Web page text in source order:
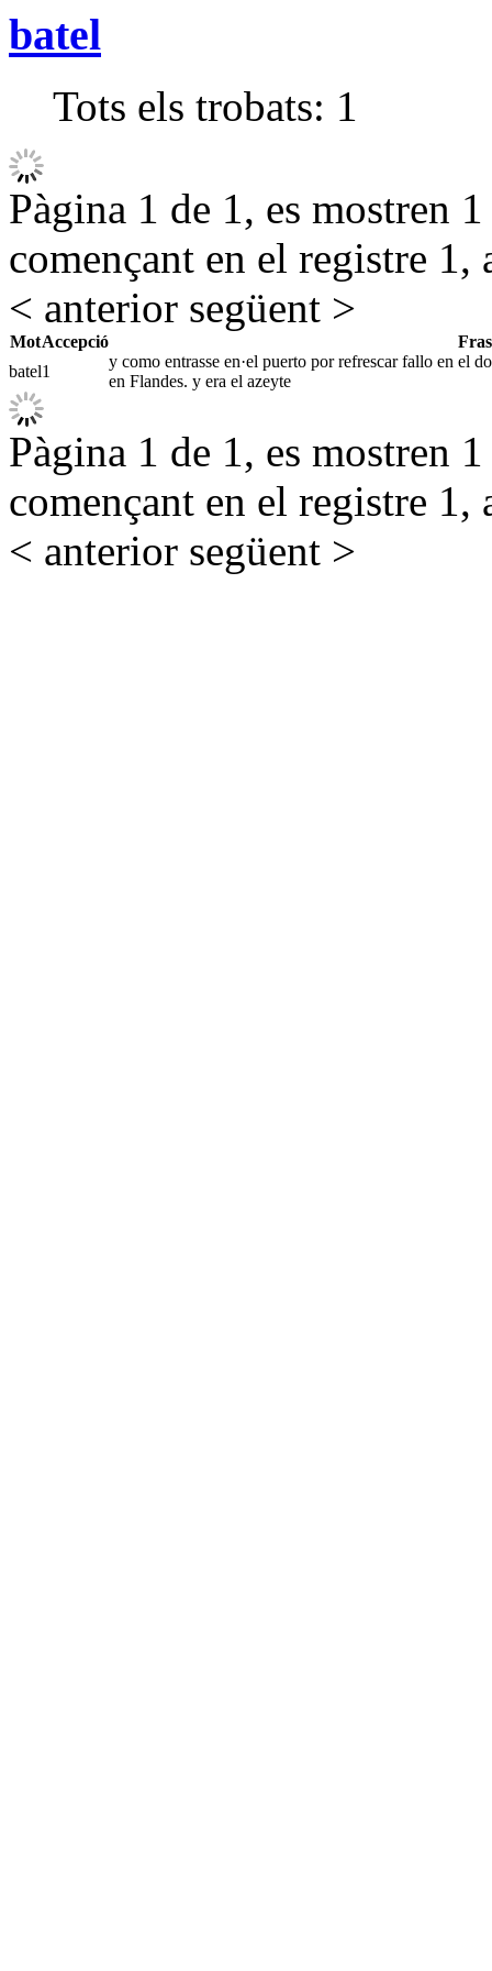
batel
Tots els trobats: 1
Pàgina 1 de 1, es mostren
començant en el registre 1,
< anterior següent >
MotAccepció
batel1
y como entrasse en·el puerto por refrescar fallo en el
en Flandes. y era el azeyte
Pàgina 1 de 1, es mostren
començant en el registre 1,
< anterior següent >